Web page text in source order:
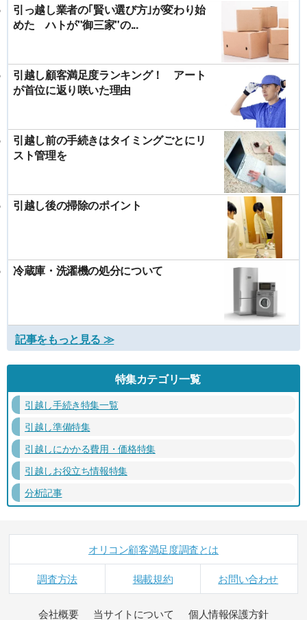
引っ越し業者の｢賢い選び方｣が変わり始
めた ハトが"御三家"の...
引越し顧客満足度ランキング！ アート
が首位に返り咲いた理由
引越し前の手続きはタイミングごとにリ
スト管理を
引越し後の掃除のポイント
冷蔵庫・洗濯機の処分について
記事をもっと見る ≫
特集カテゴリ一覧
引越し手続き特集一覧
引越し準備特集
引越しにかかる費用・価格特集
引越しお役立ち情報特集
分析記事
オリコン顧客満足度調査とは
調査方法 掲載規約 お問い合わせ
会社概要 当サイトについて 個人情報保護方針